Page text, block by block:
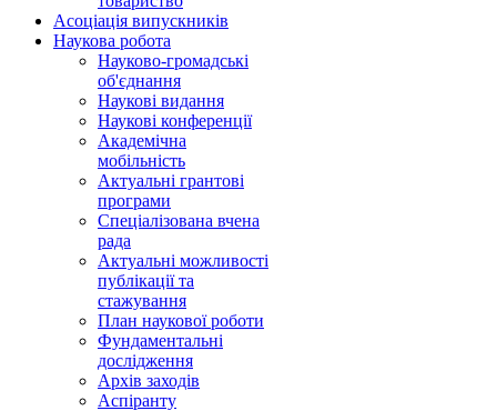
Асоціація випускників
Наукова робота
Науково-громадські
об'єднання
Наукові видання
Наукові конференції
Академічна
мобільність
Актуальні грантові
програми
Спеціалізована вчена
рада
Актуальні можливості
публікації та
стажування
План наукової роботи
Фундаментальні
дослідження
Архів заходів
Аспіранту